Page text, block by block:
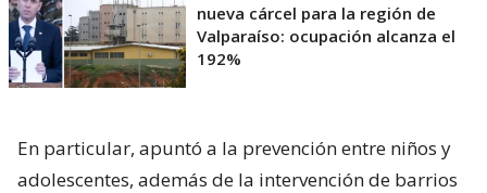
nueva cárcel para la región de
Valparaíso: ocupación alcanza el
192%
En particular, apuntó a la prevención entre niños y
adolescentes, además de la intervención de barrios